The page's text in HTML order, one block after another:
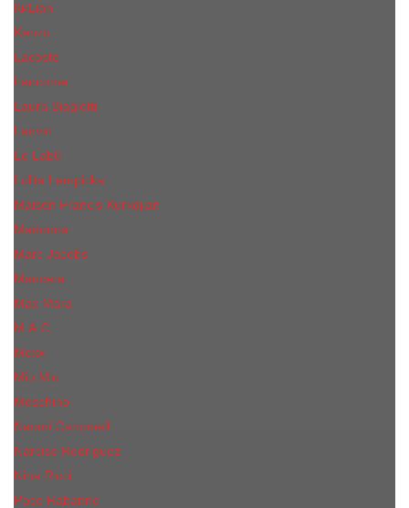
КиLian
Kenzo
Lacoste
Lancome
Laura Biagiotti
Lanvin
Lе Lab0
Lolita Lempicka
Maison Francis Kurkdjian
Madonna
Marc Jacobs
Mancera
Max Mara
M.А.C.
Mexx
Miu Miu
Mоsсhino
Naomi Campbell
Narciso Rodriguez
Nina Ricci
Paco Rabanne